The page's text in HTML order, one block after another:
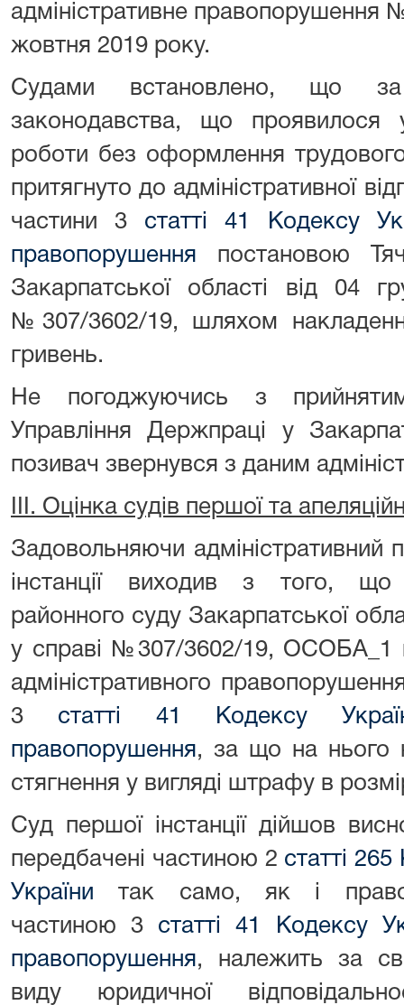
адміністративне
жовтня 2019 року.
Судами встановлено, що за
законодавства, що проявилося
роботи без оформлення
притягнуто до адміністративної
частини 3 статті 41 Кодексу
правопорушення постановою
Закарпатської області від 04
№307/3602/19, шляхом
гривень.
Не погоджуючись з
Управління Держпраці у
позивач звернувся з даним
III. Оцінка судів першої та
Задовольняючи адміністративний
інстанції виходив з того, що
районного суду Закарпатської
у справі №307/3602/19, ОСОБА_1
адміністративного
3 статті 41 Кодексу
правопорушення, за що на нього
стягнення у вигляді штрафу в
Суд першої інстанції дійшов
передбачені частиною 2 статті
України так само, як і
частиною 3 статті 41 Кодексу
правопорушення, належить за
виду юридичної